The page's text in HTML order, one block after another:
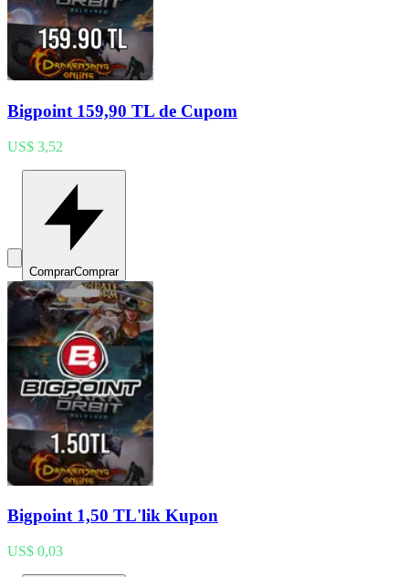
Bigpoint 159,90 TL de Cupom
US$ 3,52
ComprarComprar
Bigpoint 1,50 TL'lik Kupon
US$ 0,03